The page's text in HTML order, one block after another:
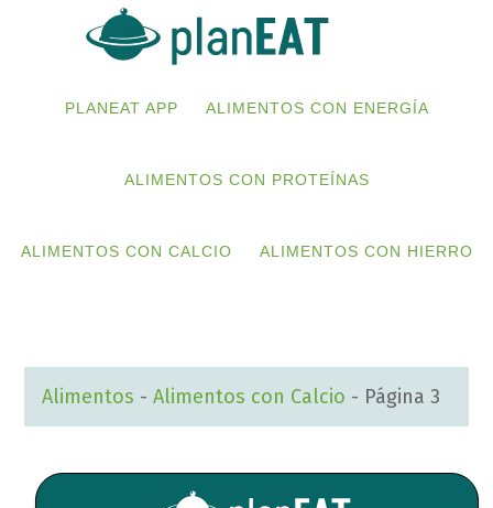
navigationPLANEAT APP ALIMENTOS CON ENERGÍA
ALIMENTOS CON PROTEÍNAS
ALIMENTOS CON CALCIO ALIMENTOS CON HIERRO
Alimentos -Alimentos con Calcio - Página 3